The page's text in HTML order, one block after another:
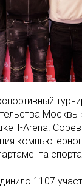
T-Arena.
1107